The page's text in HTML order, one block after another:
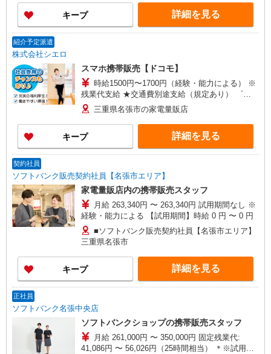
ィブ支給(規定有) ★月2回払い・週払い可能（規程
有）★ ゜・。○。・゜+゜・。○。・゜+゜
キープ 詳細を見る
紹介予定派遣
株式会社シエロ
スマホ携帯販売【ドコモ】
時給1500円〜1700円（経験・能力による） ※
残業代支給 ★交通費別途支給（規定あり） ゜
+゜・。○。・゜+゜・。○。・゜+゜ 入社祝い金10
万円支給(規定有) お友達を紹介頂くと, インセンテ
ィブ支給(規定有) ★月2回払い・週払い可能（規程
有）★ ゜・。○。・゜+゜・。○。・゜+゜
三重県名張市の家電量販店
キープ 詳細を見る
契約社員
ソフトバンク販売契約社員【名張市エリア】
家電量販店内の携帯販売スタッフ
月給 263,340円 〜 263,340円 試用期間なし ※
経験・能力による 【試用期間】時給 0 円 〜 0 円
■ソフトバンク販売契約社員【名張市エリア】
三重県名張市
キープ 詳細を見る
正社員
ソフトバンク名張中央店
ソフトバンクショップの携帯販売スタッフ
月給 261,000円 〜 350,000円 固定残業代:
41,086円 〜 56,026円（25時間相当） ＊※試用期